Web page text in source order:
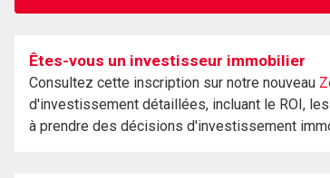
Êtes-vous un investisseur immobilier
Consultez cette inscription sur notre nouveau
d'investissement détaillées, incluant le ROI,
à prendre des décisions d'investissement